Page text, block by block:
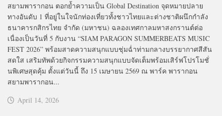
สยามพารากอน ตอกย้ำความเป็น Global Destination จุดหมายปลาย
ทางอันดับ 1 ที่อยู่ในใจนักท่องเที่ยวทั้งชาวไทยและต่างชาติผนึกกำลัง
ธนาคารกสิกรไทย จำกัด (มหาชน) ฉลองเทศกาลมหาสงกรานต์ต่อ
เนื่องเป็นวันที่ 5 กับงาน “SIAM PARAGON SUMMERBEATS MUSIC
FEST 2026” พร้อมสาดความสนุกแบบชุ่มฉ่ำท่ามกลางบรรยากาศสีสัน
สดใส เสริมทัพด้วยกิจกรรมความสนุกแบบจัดเต็มพร้อมเสิร์ฟโปรโมชั่
นพิเศษสุดคุ้ม ตั้งแต่วันนี้ ถึง 15 เมษายน 2569 ณ พาร์ค พารากอน
สยามพารากอน...
April 14, 2026